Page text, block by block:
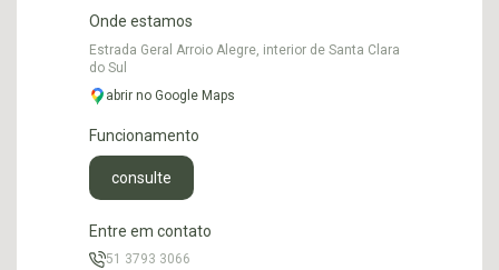
Onde estamos
Estrada Geral Arroio Alegre, interior de Santa Clara
do Sul
abrir no Google Maps
Funcionamento
consulte
Entre em contato
51 3793 3066